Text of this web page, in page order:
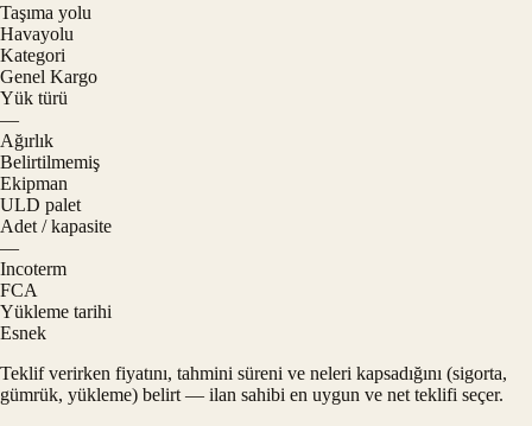
Taşıma yolu
Havayolu
Kategori
Genel Kargo
Yük türü
—
Ağırlık
Belirtilmemiş
Ekipman
ULD palet
Adet / kapasite
—
Incoterm
FCA
Yükleme tarihi
Esnek
Teklif verirken fiyatını, tahmini süreni ve neleri kapsadığını (sigorta,
gümrük, yükleme) belirt — ilan sahibi en uygun ve net teklifi seçer.